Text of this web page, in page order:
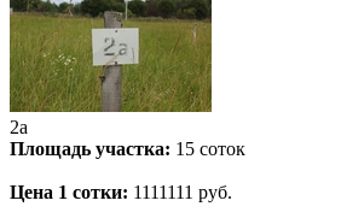
2а
Площадь участка: 15 соток
Цена 1 сотки: 1111111 руб.